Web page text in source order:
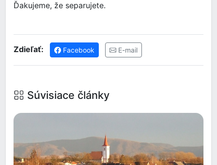
Ďakujeme, že separujete.
Zdieľať: Facebook E-mail
Súvisiace články